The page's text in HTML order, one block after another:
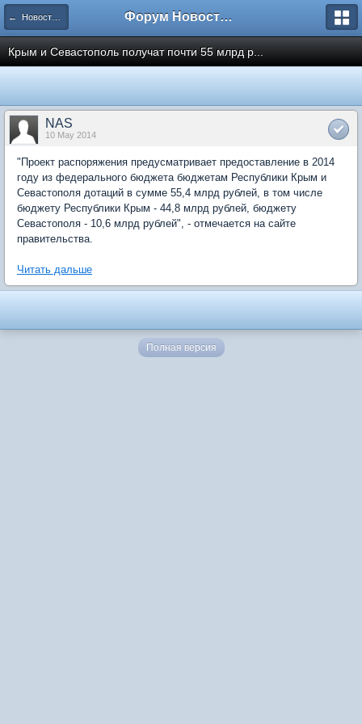
← Новости рынка недвижимости Форум Новостройки
Крым и Севастополь получат почти 55 млрд р...
NAS
10 May 2014
"Проект распоряжения предусматривает предоставление в 2014
году из федерального бюджета бюджетам Республики Крым и
Севастополя дотаций в сумме 55,4 млрд рублей, в том числе
бюджету Республики Крым - 44,8 млрд рублей, бюджету
Севастополя - 10,6 млрд рублей", - отмечается на сайте
правительства.
Читать дальше
Полная версия